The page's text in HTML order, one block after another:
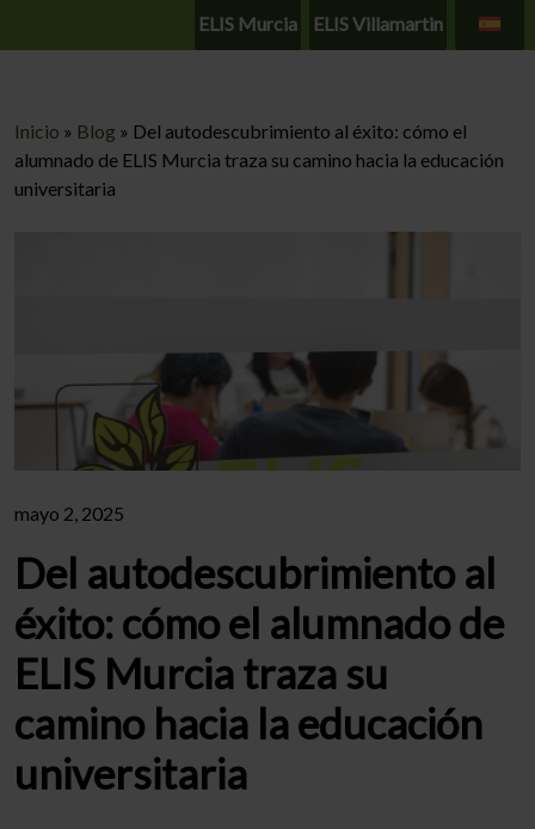
ELIS Murcia ELIS Villamartin
Inicio » Blog » Del autodescubrimiento al éxito: cómo el
alumnado de ELIS Murcia traza su camino hacia la educación
universitaria
mayo 2, 2025
Del autodescubrimiento al
éxito: cómo el alumnado de
ELIS Murcia traza su
camino hacia la educación
universitaria